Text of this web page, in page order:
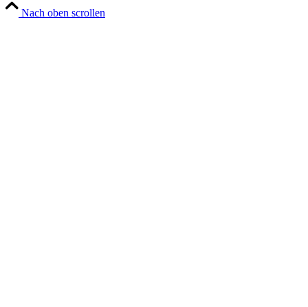
Nach oben scrollen